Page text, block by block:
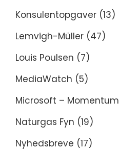
Konsulentopgaver (13)
Lemvigh-Müller (47)
Louis Poulsen (7)
MediaWatch (5)
Microsoft – Momentum
Naturgas Fyn (19)
Nyhedsbreve (17)